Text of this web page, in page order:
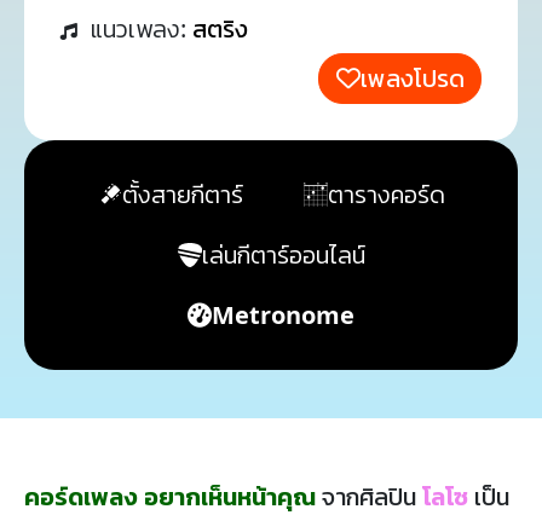
แนวเพลง: สตริง
เพลงโปรด
ตั้งสายกีตาร์
ตารางคอร์ด
เล่นกีตาร์ออนไลน์
Metronome
คอร์ดเพลง อยากเห็นหน้าคุณจากศิลปินโลโซ เป็น